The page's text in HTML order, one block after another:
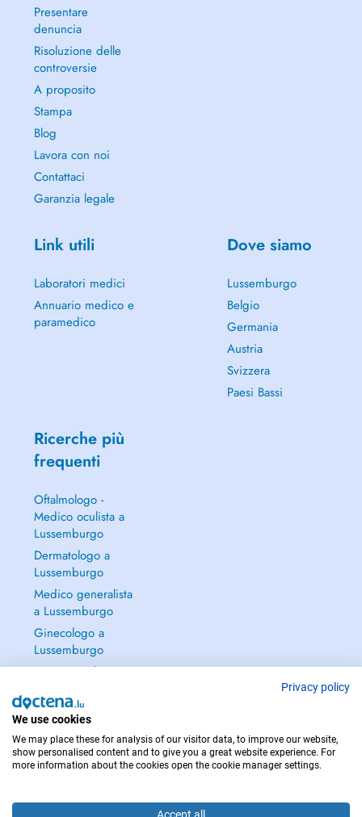
Presentare
denuncia
Risoluzione delle
controversie
A proposito
Stampa
Blog
Lavora con noi
Contattaci
Garanzia legale
Link utili
Laboratori medici
Annuario medico e
paramedico
Dove siamo
Lussemburgo
Belgio
Germania
Austria
Svizzera
Paesi Bassi
Ricerche più
frequenti
Oftalmologo -
Medico oculista a
Lussemburgo
Dermatologo a
Lussemburgo
Medico generalista
a Lussemburgo
Ginecologo a
Lussemburgo
Continua a leggere
PER LE URGENZE, CONSULTARE : 112
Privacy policy
We use cookies
We may place these for analysis of our visitor data, to improve our website,
show personalised content and to give you a great website experience. For
more information about the cookies open the cookie manager settings.